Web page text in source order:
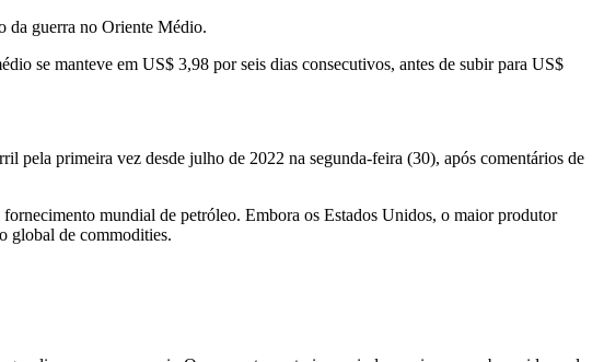
da guerra no Oriente Médio.
se manteve em US$ 3,98 por seis dias consecutivos, antes de subir para US$
primeira vez desde julho de 2022 na segunda-feira (30), após comentários de
mundial de petróleo. Embora os Estados Unidos, o maior produtor
global de commodities.